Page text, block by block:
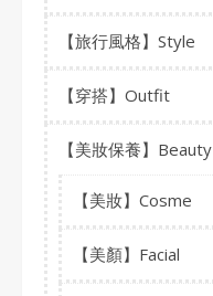
【旅行風格】Style
【穿搭】Outfit
【美妝保養】Beauty
【美妝】Cosme
【美顏】Facial